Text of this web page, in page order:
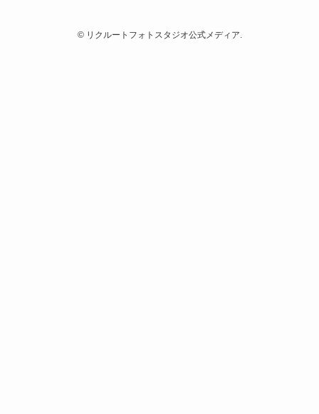
©リクルートフォトスタジオ公式メディア.